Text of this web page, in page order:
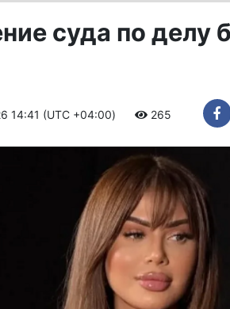
суда по делу
14:41 (UTC +04:00) 265